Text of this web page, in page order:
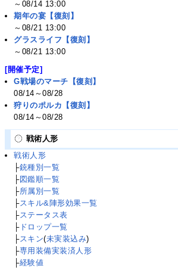
～08/14 13:00
期年の宴【復刻】
～08/21 13:00
グラスライフ【復刻】
～08/21 13:00
[開催予定]
G戦場のマーチ【復刻】
08/14～08/28
狩りのポルカ【復刻】
08/14～08/28
戦術人形
戦術人形
├銃種別一覧
├図鑑順一覧
├所属別一覧
├スキル&陣形効果一覧
├ステータス表
├ドロップ一覧
├スキン(未実装込み)
├専用装備実装済人形
├経験値